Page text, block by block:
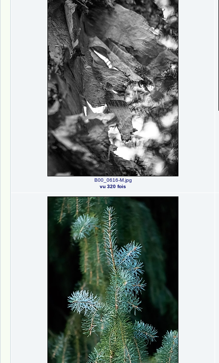
B00_0616-M.jpg
vu 320 fois